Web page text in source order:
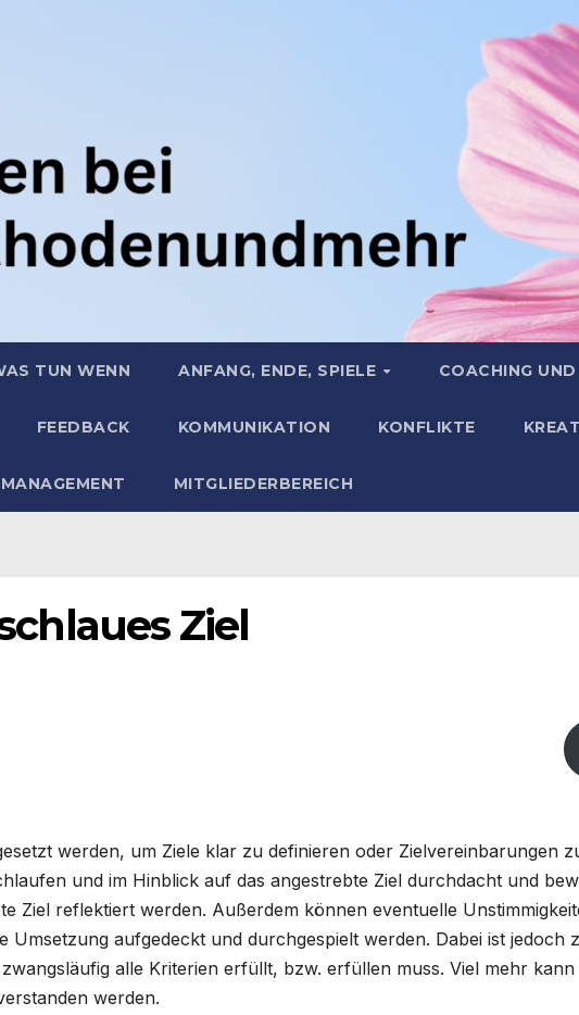
TUN WENN ANFANG, ENDE, SPIELE COACHING
FEEDBACK KOMMUNIKATION KONFLIKTE
MITGLIEDERBEREICH
Ziel
werden, um Ziele klar zu definieren oder Zielvereinbarungen
und im Hinblick auf das angestrebte Ziel durchdacht und
Ziel reflektiert werden. Außerdem können eventuelle
Umsetzung aufgedeckt und durchgespielt werden. Dabei ist jedoch
alle Kriterien erfüllt, bzw. erfüllen muss. Viel mehr kann
werden.